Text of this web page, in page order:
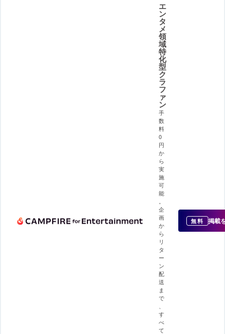
エ
ン
タ
メ
領
域
特
化
型
ク
ラ
フ
ァ
ン
手
数
料
0
円
か
ら
実
施
可
能
。
企
画
か
ら
リ
タ
ー
ン
配
送
ま
で
、
す
べ
て
無料 掲載